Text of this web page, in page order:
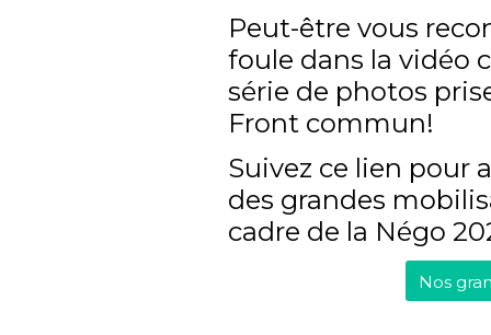
Peut-être vous
foule dans la vidéo
série de photos
Front commun!
Suivez ce lien pour
des grandes
cadre de la Négo
Nos